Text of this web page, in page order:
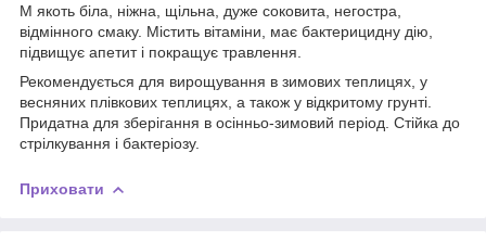
М якоть біла, ніжна, щільна, дуже соковита, негостра,
відмінного смаку. Містить вітаміни, має бактерицидну дію,
підвищує апетит і покращує травлення.
Рекомендується для вирощування в зимових теплицях, у
весняних плівкових теплицях, а також у відкритому грунті.
Придатна для зберігання в осінньо-зимовий період. Стійка до
стрілкування і бактеріозу.
Приховати